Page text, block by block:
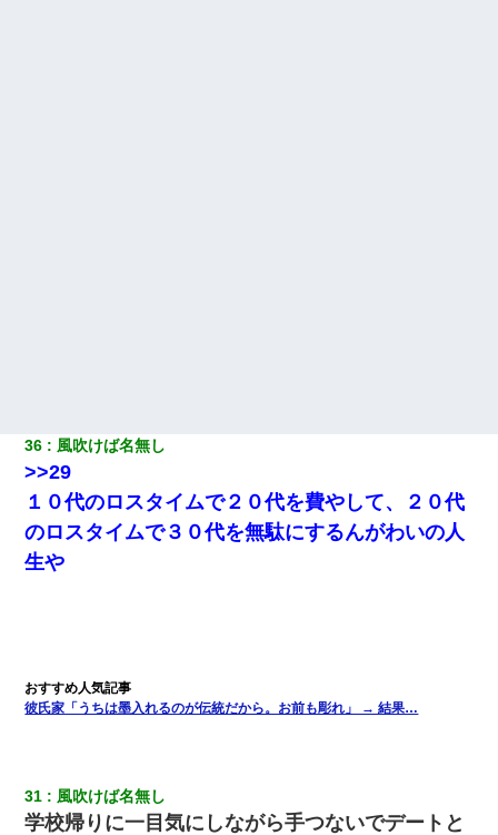
36 風吹けば名無し
>>29
１０代のロスタイムで２０代を費やして、２０代
のロスタイムで３０代を無駄にするんがわいの人
生や
彼氏家「うちは墨入れるのが伝統だから。お前も彫れ」 → 結果…
31 風吹けば名無し
学校帰りに一目気にしながら手つないでデートと